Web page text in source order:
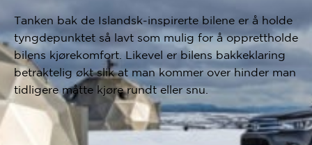
Tanken bak de Islandsk-inspirerte bilene er å holde
tyngdepunktet så lavt som mulig for å opprettholde
bilens kjørekomfort. Likevel er bilens bakkeklaring
betraktelig økt slik at man kommer over hinder man
tidligere måtte kjøre rundt eller snu.